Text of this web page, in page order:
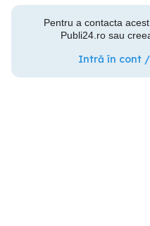
Pentru a contacta
Publi24.ro sau
Intră în cont